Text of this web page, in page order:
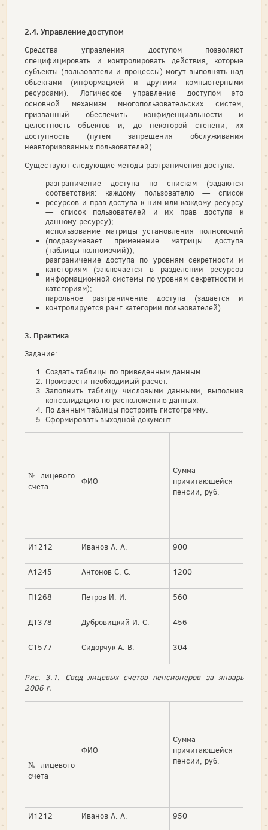
2.4. Управление доступом
Средства управления доступом позволяют
специфицировать и контролировать действия, которые
субъекты (пользователи и процессы) могут выполнять над
объектами (информацией и другими компьютерными
ресурсами). Логическое управление доступом это
основной механизм многопользовательских систем,
призванный обеспечить конфиденциальности и
целостность объектов и, до некоторой степени, их
доступность (путем запрещения обслуживания
неавторизованных пользователей).
Существуют следующие методы разграничения доступа:
разграничение доступа по спискам (задаются
соответствия: каждому пользователю — список
ресурсов и прав доступа к ним или каждому ресурсу
— список пользователей и их прав доступа к
данному ресурсу);
использование матрицы установления полномочий
(подразумевает применение матрицы доступа
(таблицы полномочий));
разграничение доступа по уровням секретности и
категориям (заключается в разделении ресурсов
информационной системы по уровням секретности и
категориям);
парольное разграничение доступа (задается и
контролируется ранг категории пользователей).
3. Практика
Задание:
Создать таблицы по приведенным данным.
Произвести необходимый расчет.
Заполнить таблицу числовыми данными, выполнив
консолидацию по расположению данных.
По данным таблицы построить гистограмму.
Сформировать выходной документ.
№ лицевого
счета
ФИО
Сумма
причитающейся
пенсии, руб.
И1212 Иванов А. А. 900
А1245 Антонов С. С. 1200
П1268 Петров И. И. 560
Д1378 Дубровицкий И. С. 456
С1577 Сидорчук А. В. 304
Рис. 3.1. Свод лицевых счетов пенсионеров за январь
2006 г.
№ лицевого
счета
ФИО
Сумма
причитающейся
пенсии, руб.
И1212 Иванов А. А. 950